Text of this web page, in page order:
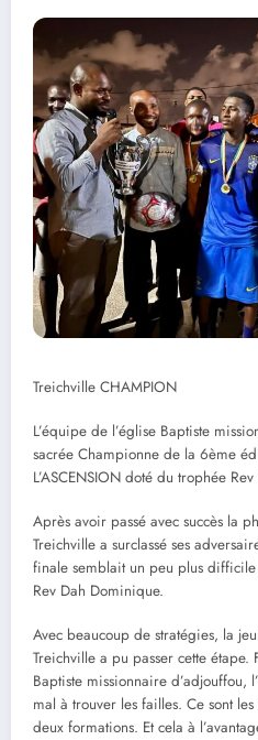
Treichville CHAMPION
L’équipe de l’église Baptiste
sacrée Championne de la 6ème
L’ASCENSION doté du trophée
Après avoir passé avec succès la
Treichville a surclassé ses
finale semblait un peu plus
Rev Dah Dominique.
Avec beaucoup de stratégies, la
Treichville a pu passer cette étape.
Baptiste missionnaire d’adjouffou,
mal à trouver les failles. Ce sont
deux formations. Et cela à